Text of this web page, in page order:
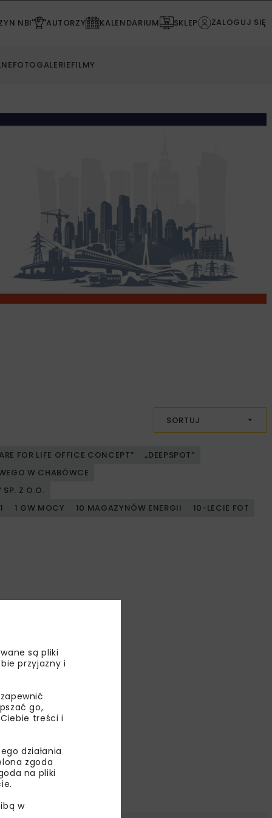
NBI AUTORZY KALENDARIUM SKLEP ZALOGUJ SIĘ
FOTOGALERIEFILMY
SORTUJ
FOR LIFE OFFICE CONCEPT”
„DEEPSPOT”
W CHABÓWCE
SP. Z O.O.
1 1 GW MOCY 10 MAGAZYNÓW ENERGII
10-LECIE FOT
są pliki
przyjazny i
go,
treści i
działania
zgoda
na pliki
w